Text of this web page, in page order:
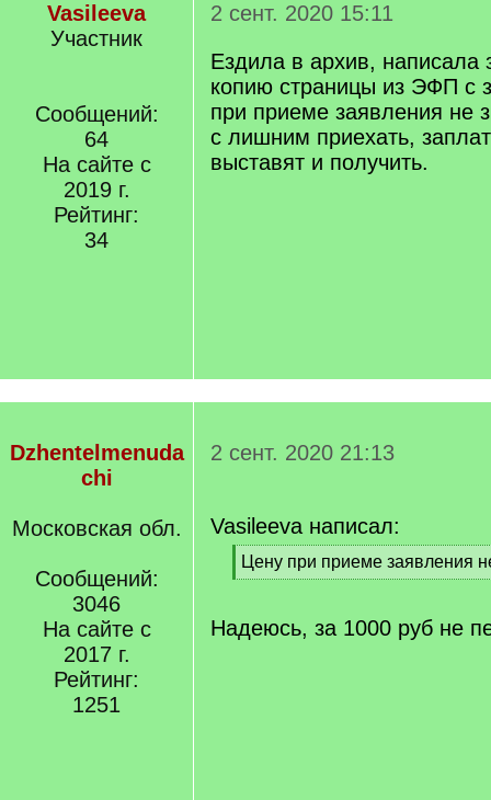
Vasileeva
Участник
Сообщений:
64
На сайте с
2019 г.
Рейтинг:
34
2 сент. 2020 15:11
Ездила в архив, написала
копию страницы из ЭФП с
при приеме заявления не
с лишним приехать,
выставят и получить.
Dzhentelmenuda
chi
Московская обл.
Сообщений:
3046
На сайте с
2017 г.
Рейтинг:
1251
2 сент. 2020 21:13
Vasileeva написал:
[
q
Цену при приеме заявления
[
q
]
Надеюсь, за 1000 руб не